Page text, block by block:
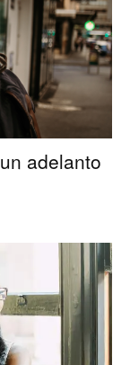
adelanto